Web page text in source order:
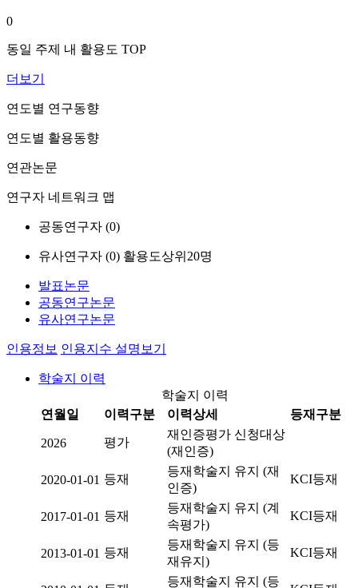
0
동일 주제 내 활용도 TOP
더보기
연도별 연구동향
연도별 활용동향
연관논문
연구자 네트워크 맵
공동연구자 (0)
유사연구자 (0) 활용도상위20명
발표논문
공동연구논문
유사연구논문
인용정보 인용지수 설명보기
학술지 이력
학술지 이력
연월일
이력구분 이력상세 등재구분
2026 평가
재인증평가 신청대상
(재인증)
2020-01-01 등재
등재학술지 유지 (재
인증)
KCI등재
2017-01-01 등재
등재학술지 유지 (계
속평가)
KCI등재
2013-01-01 등재
등재학술지 유지 (등
재유지)
KCI등재
등재학술지 유지 (등